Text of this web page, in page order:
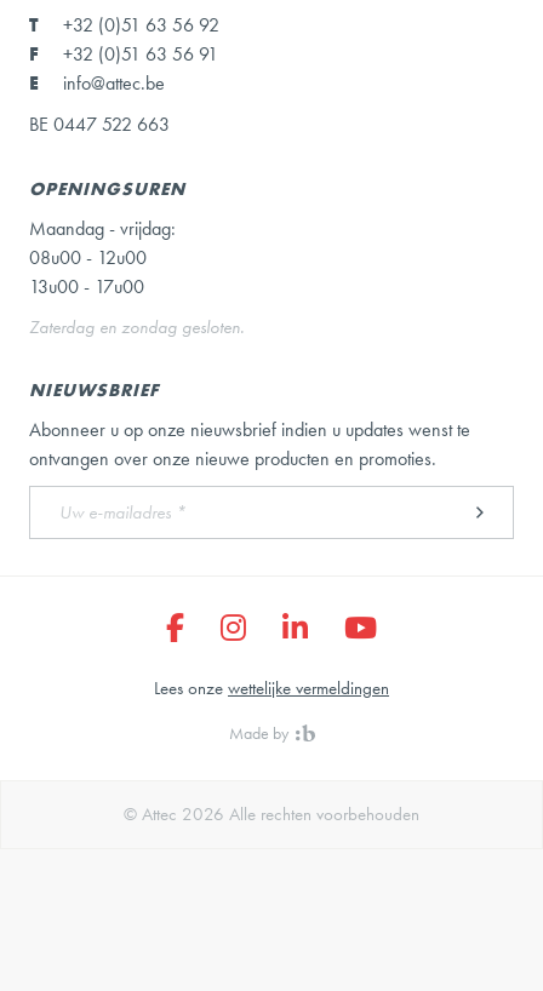
T
+32 (0)51 63 56 92
F
+32 (0)51 63 56 91
E
info@attec.be
BE 0447 522 663
OPENINGSUREN
Maandag - vrijdag:
08u00 - 12u00
13u00 - 17u00
Zaterdag en zondag gesloten.
NIEUWSBRIEF
Abonneer u op onze nieuwsbrief indien u updates wenst te
ontvangen over onze nieuwe producten en promoties.
Made by
© Attec 2026 Alle rechten voorbehouden
Lees onze wettelijke vermeldingen